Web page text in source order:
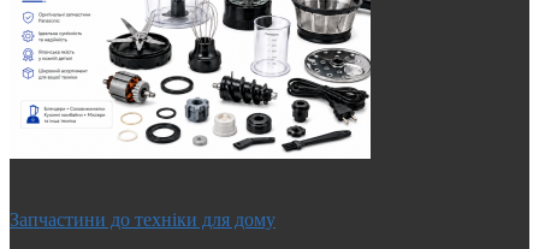
Запчастини до техніки для дому